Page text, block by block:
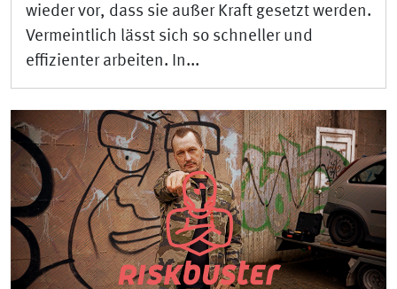
wieder vor, dass sie außer Kraft gesetzt werden.
Vermeintlich lässt sich so schneller und
effizienter arbeiten. In...